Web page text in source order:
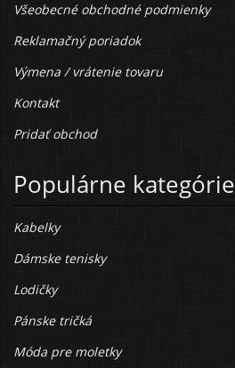
Všeobecné obchodné podmienky
Reklamačný poriadok
Výmena / vrátenie tovaru
Kontakt
Pridať obchod
Populárne kategórie
Kabelky
Dámske tenisky
Lodičky
Pánske tričká
Móda pre moletky